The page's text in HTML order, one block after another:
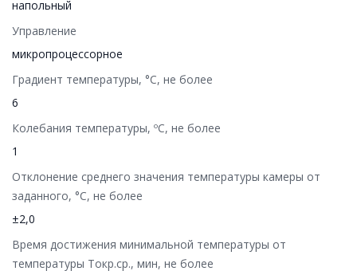
напольный
Управление
микропроцессорное
Градиент температуры, °C, не более
6
Колебания температуры, ºС, не более
1
Отклонение среднего значения температуры камеры от
заданного, °C, не более
±2,0
Время достижения минимальной температуры от
температуры Tокр.ср., мин, не более